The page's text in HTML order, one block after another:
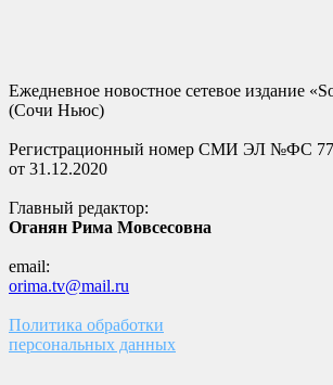
Ежедневное новостное сетевое издание
(Сочи Ньюс)
Регистрационный номер СМИ ЭЛ №ФС
от 31.12.2020
Главный редактор:
Оганян Рима Мовсесовна
email:
orima.tv@mail.ru
Политика обработки
персональных данных